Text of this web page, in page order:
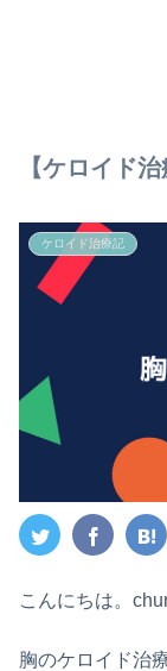
【ケロイド
ケロイド治療記
こんにちは。
胸のケロイド治